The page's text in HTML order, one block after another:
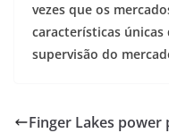
vezes que os
características únicas
supervisão do
Finger Lakes